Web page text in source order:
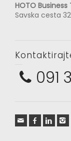
HOTO Business
Savska cesta
091